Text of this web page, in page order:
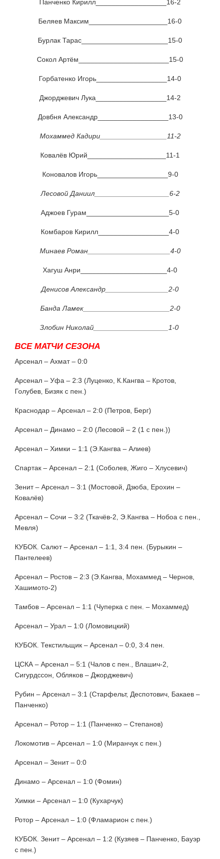
Панченко Кирилл__________________16-2
Беляев Максим____________________16-0
Бурлак Тарас______________________15-0
Сокол Артём_______________________15-0
Горбатенко Игорь__________________14-0
Джорджевич Лука__________________14-2
Довбня Александр__________________13-0
Мохаммед Кадири_________________11-2
Ковалёв Юрий____________________11-1
Коновалов Игорь__________________9-0
Лесовой Даниил___________________6-2
Аджоев Гурам_____________________5-0
Комбаров Кирилл__________________4-0
Минаев Роман_____________________4-0
Хагуш Анри______________________4-0
Денисов Александр________________2-0
Банда Ламек______________________2-0
Злобин Николай___________________1-0
ВСЕ МАТЧИ СЕЗОНА
Арсенал – Ахмат – 0:0
Арсенал – Уфа – 2:3 (Луценко, К.Кангва – Кротов,
Голубев, Бизяк с пен.)
Краснодар – Арсенал – 2:0 (Петров, Берг)
Арсенал – Динамо – 2:0 (Лесовой – 2 (1 с пен.))
Арсенал – Химки – 1:1 (Э.Кангва – Алиев)
Спартак – Арсенал – 2:1 (Соболев, Жиго – Хлусевич)
Зенит – Арсенал – 3:1 (Мостовой, Дзюба, Ерохин –
Ковалёв)
Арсенал – Сочи – 3:2 (Ткачёв-2, Э.Кангва – Нобоа с пен.,
Мевля)
КУБОК. Салют – Арсенал – 1:1, 3:4 пен. (Бурыкин –
Пантелеев)
Арсенал – Ростов – 2:3 (Э.Кангва, Мохаммед – Чернов,
Хашимото-2)
Тамбов – Арсенал – 1:1 (Чуперка с пен. – Мохаммед)
Арсенал – Урал – 1:0 (Ломовицкий)
КУБОК. Текстильщик – Арсенал – 0:0, 3:4 пен.
ЦСКА – Арсенал – 5:1 (Чалов с пен., Влашич-2,
Сигурдссон, Обляков – Джорджевич)
Рубин – Арсенал – 3:1 (Старфельт, Деспотович, Бакаев –
Панченко)
Арсенал – Ротор – 1:1 (Панченко – Степанов)
Локомотив – Арсенал – 1:0 (Миранчук с пен.)
Арсенал – Зенит – 0:0
Динамо – Арсенал – 1:0 (Фомин)
Химки – Арсенал – 1:0 (Кухарчук)
Ротор – Арсенал – 1:0 (Фламарион с пен.)
КУБОК. Зенит – Арсенал – 1:2 (Кузяев – Панченко, Бауэр
с пен.)